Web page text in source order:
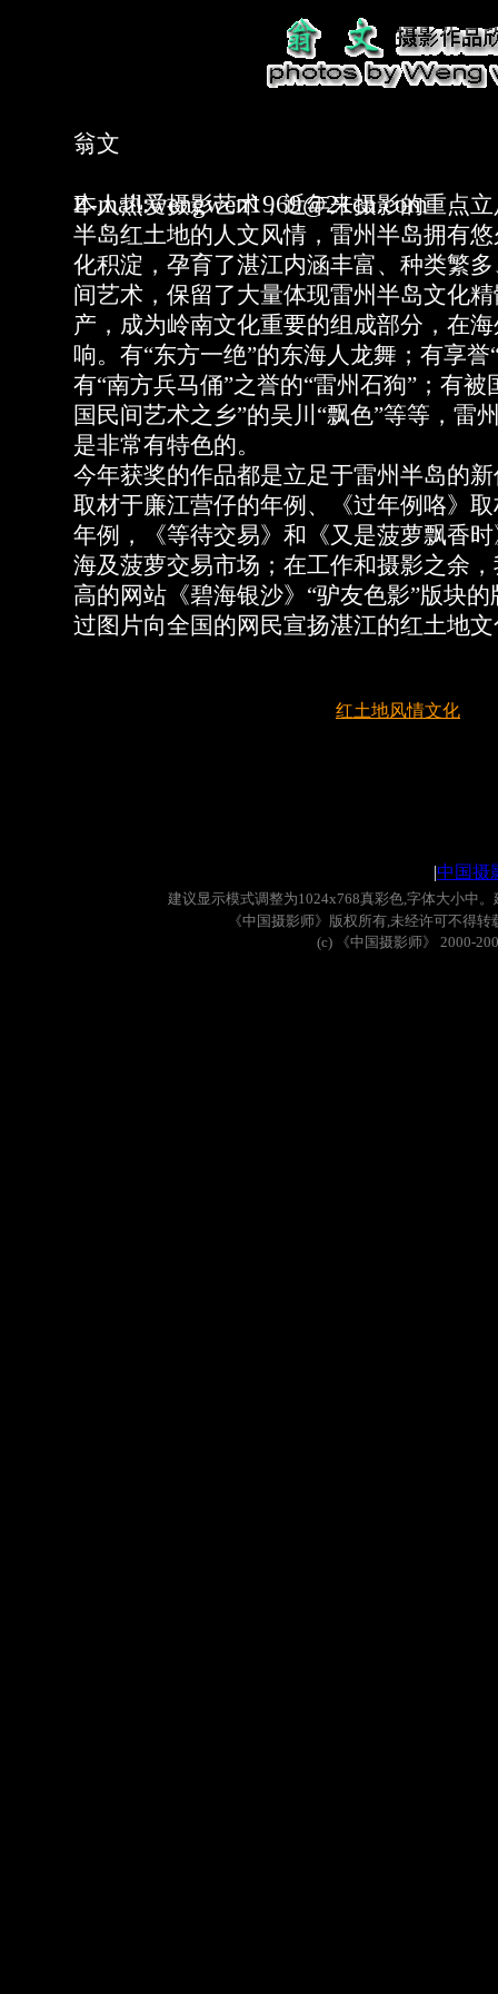
翁文
E-mail:wengwen1969@21cn.com
本人热爱摄影艺术，近年来摄影的重点
半岛红土地的人文风情，雷州半岛拥有
化积淀，孕育了湛江内涵丰富、种类繁
间艺术，保留了大量体现雷州半岛文化
产，成为岭南文化重要的组成部分，在
响。有“东方一绝”的东海人龙舞；有享
有“南方兵马俑”之誉的“雷州石狗”；有
国民间艺术之乡”的吴川“飘色”等等，雷
是非常有特色的。
今年获奖的作品都是立足于雷州半岛的
取材于廉江营仔的年例、《过年例咯》
年例，《等待交易》和《又是菠萝飘香
海及菠萝交易市场；在工作和摄影之余
高的网站《碧海银沙》“驴友色影”版块
过图片向全国的网民宣扬湛江的红土地
红土地风情文化
|中国摄
建议显示模式调整为1024x768真彩色,字体大小中。
《中国摄影师》版权所有,未经许可不得转
(c)
《中国摄影师》 2000-200